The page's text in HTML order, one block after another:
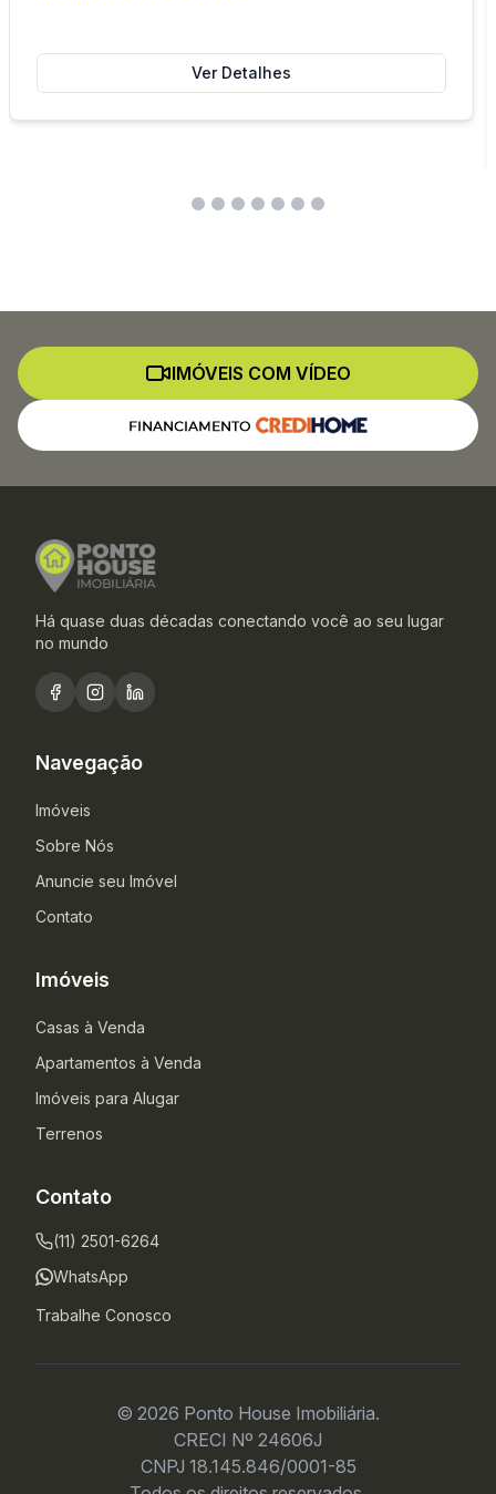
Ver Detalhes
IMÓVEIS COM VÍDEO
Há quase duas décadas conectando você ao seu lugar
no mundo
Navegação
Imóveis
Sobre Nós
Anuncie seu Imóvel
Contato
Imóveis
Casas à Venda
Apartamentos à Venda
Imóveis para Alugar
Terrenos
Contato
(11) 2501-6264
WhatsApp
Trabalhe Conosco
© 2026 Ponto House Imobiliária.
CRECI Nº 24606J
CNPJ 18.145.846/0001-85